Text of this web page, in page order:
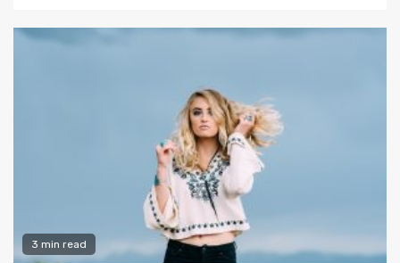
3 min read